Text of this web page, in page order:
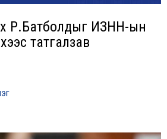
Р.Батболдыг ИЗНН-ын
татгалзав